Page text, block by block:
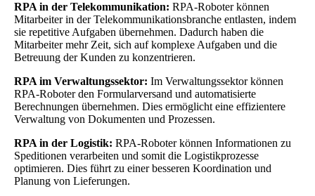
RPA in der Telekommunikation: RPA-Roboter können
Mitarbeiter in der Telekommunikationsbranche entlasten, indem
sie repetitive Aufgaben übernehmen. Dadurch haben die
Mitarbeiter mehr Zeit, sich auf komplexe Aufgaben und die
Betreuung der Kunden zu konzentrieren.
RPA im Verwaltungssektor: Im Verwaltungssektor können
RPA-Roboter den Formularversand und automatisierte
Berechnungen übernehmen. Dies ermöglicht eine effizientere
Verwaltung von Dokumenten und Prozessen.
RPA in der Logistik: RPA-Roboter können Informationen zu
Speditionen verarbeiten und somit die Logistikprozesse
optimieren. Dies führt zu einer besseren Koordination und
Planung von Lieferungen.